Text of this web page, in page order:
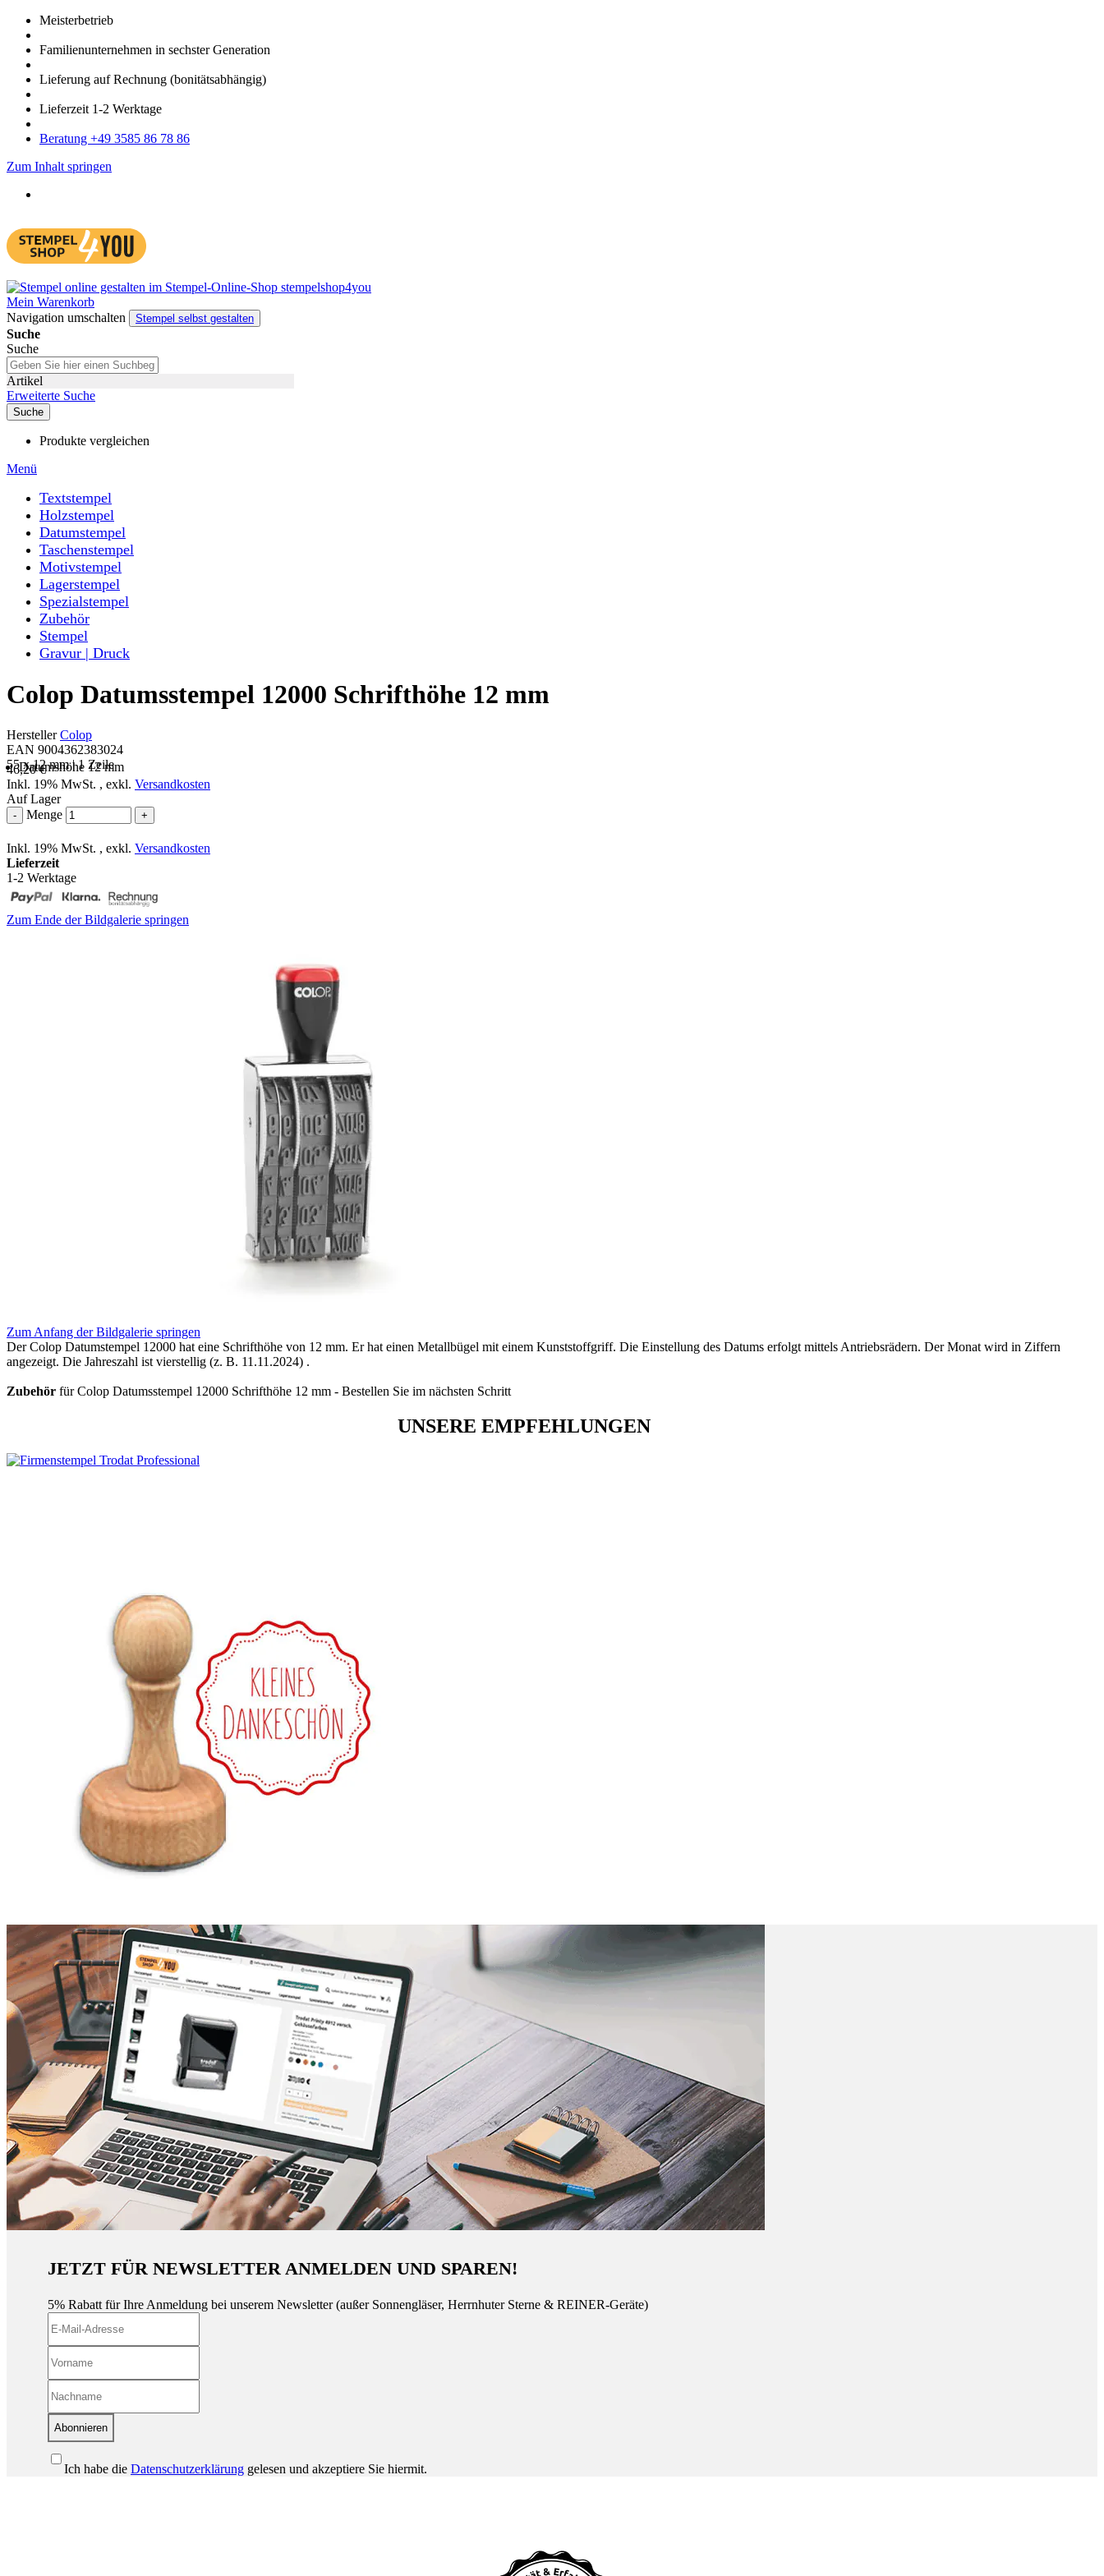
Meister­betrieb
Familien­unter­nehmen in sechster Gene­ration
Lieferung auf Rech­nung (bonitätsabhängig)
Liefer­zeit 1-2 Werk­tage
Bera­tung +49 3585 86 78 86
Zum Inhalt springen
Mein Warenkorb
Navigation umschalten
Stempel selbst gestalten
Suche
Suche
Artikel
Erweiterte Suche
Suche
Produkte vergleichen
Menü
Textstempel
Holzstempel
Datumstempel
Taschenstempel
Motivstempel
Lagerstempel
Spezialstempel
Zubehör
Stempel
Gravur | Druck
Colop Datumsstempel 12000 Schrifthöhe 12 mm
HerstellerColop
EAN 9004362383024
55 x 12 mm | 1 Zeile
Datumshöhe 12 mm
46,20 €
Inkl. 19% MwSt. , exkl. Versandkosten
Auf Lager
- Menge +
Inkl. 19% MwSt. , exkl. Versandkosten
Lieferzeit
1-2 Werktage
Zum Ende der Bildgalerie springen
Zum Anfang der Bildgalerie springen
Der Colop Datumstempel 12000 hat eine Schrifthöhe von 12 mm. Er hat einen Metallbügel mit einem Kunststoffgriff. Die Einstellung des Datums erfolgt mittels Antriebsrädern. Der Monat wird in Ziffern
angezeigt. Die Jahreszahl ist vierstellig (z. B. 11.11.2024) .
Zubehör für Colop Datumsstempel 12000 Schrifthöhe 12 mm - Bestellen Sie im nächsten Schritt
UNSERE EMPFEHLUNGEN
JETZT FÜR NEWSLETTER ANMELDEN UND SPAREN!
5% Rabatt für Ihre Anmeldung bei unserem Newsletter (außer Sonnengläser, Herrnhuter Sterne & REINER-Geräte)
Abonnieren
Ich habe die Datenschutzerklärung gelesen und akzeptiere Sie hiermit.